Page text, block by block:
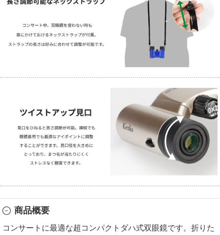
商品概要
コンサートに最適な超コンパクトダハ式双眼鏡です。折りた